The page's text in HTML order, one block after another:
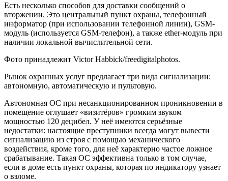
Есть несколько способов для доставки сообщений о
вторжении. Это центральный пункт охраны, телефонный
информатор (при использовании телефонной линии), GSM-
модуль (используется GSM-телефон), а также ether-модуль при
наличии локальной вычислительной сети.
Фото принадлежит Victor Habbick/freedigitalphotos.
Рынок охранных услуг предлагает три вида сигнализации:
автономную, автоматическую и пультовую.
Автономная ОС при несанкционированном проникновении в
помещение оглушает «визитёров» громким звуком
мощностью 120 децибел. У неё имеются серьёзные
недостатки: настоящие преступники всегда могут вывести
сигнализацию из строя с помощью механического
воздействия, кроме того, для неё характерно частое ложное
срабатывание. Такая ОС эффективна только в том случае,
если в доме есть пункт охраны, которая по индикатору узнает
о взломе.